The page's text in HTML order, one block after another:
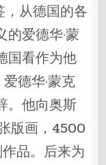
，从德国的各
爱德华·蒙
国看作为他
德华·蒙克
。他向奥斯
版画，4500
品。后来为